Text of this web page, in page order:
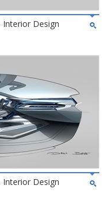
Interior Design
Interior Design